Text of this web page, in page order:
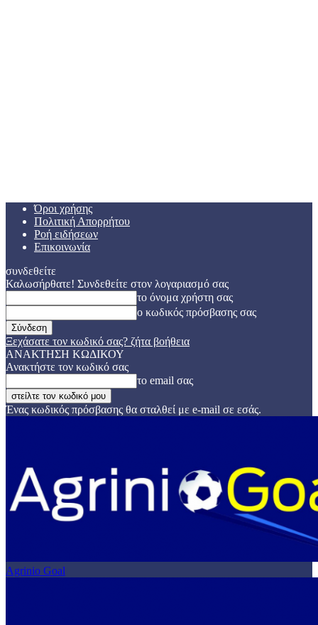
Όροι χρήσης
Πολιτική Απορρήτου
Ροή ειδήσεων
Επικοινωνία
συνδεθείτε
Καλωσήρθατε! Συνδεθείτε στον λογαριασμό σας
το όνομα χρήστη σας
ο κωδικός πρόσβασης σας
Ξεχάσατε τον κωδικό σας? ζήτα βοήθεια
ΑΝΑΚΤΗΣΗ ΚΩΔΙΚΟΥ
Ανακτήστε τον κωδικό σας
το email σας
Ένας κωδικός πρόσβασης θα σταλθεί με e-mail σε εσάς.
Agrinio Goal